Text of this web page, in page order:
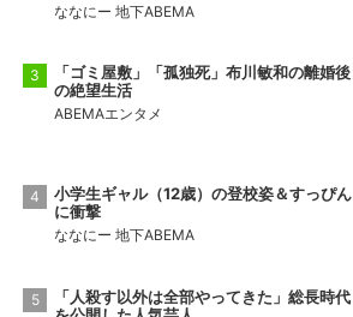
ななにー 地下ABEMA
「ゴミ屋敷」「孤独死」布川敏和の離婚後
の絶望生活
ABEMAエンタメ
小学生ギャル（12歳）の登校姿＆すっぴん
に衝撃
ななにー 地下ABEMA
「人殺す以外は全部やってきた」総長時代